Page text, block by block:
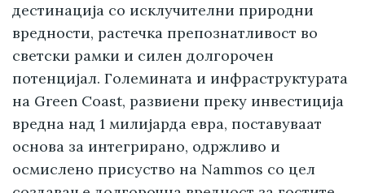
дестинација со исклучителни природни
вредности, растечка препознатливост во
светски рамки и силен долгорочен
потенцијал. Големината и инфраструктурата
на Green Coast, развиени преку инвестиција
вредна над 1 милијарда евра, поставуваат
основа за интегрирано, одржливо и
осмислено присуство на Nammos со цел